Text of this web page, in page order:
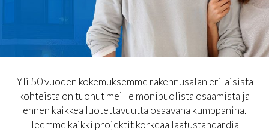
Yli 50 vuoden kokemuksemme rakennusalan erilaisista
kohteista on tuonut meille monipuolista osaamista ja
ennen kaikkea luotettavuutta osaavana kumppanina.
Teemme kaikki projektit korkeaa laatustandardia